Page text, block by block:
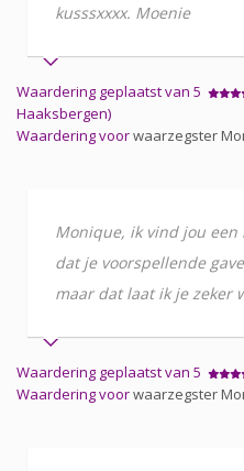
kusssxxxx. Moenie
Waardering geplaatst van 5
Haaksbergen)
Waardering voorwaarzegster
Monique, ik vind jou een
dat je voorspellende
maar dat laat ik je zeker
Waardering geplaatst van 5
Waardering voorwaarzegster